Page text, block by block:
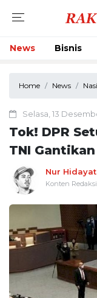
News Bisnis
Home News
Selasa, 13
Tok! DPR
TNI
Nur
Konten